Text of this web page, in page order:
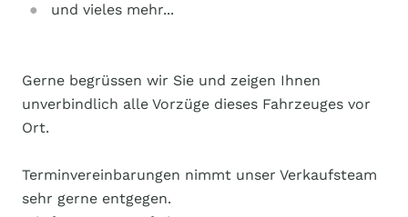
und vieles mehr...
Gerne begrüssen wir Sie und zeigen Ihnen
unverbindlich alle Vorzüge dieses Fahrzeuges vor
Ort.
Terminvereinbarungen nimmt unser Verkaufsteam
sehr gerne entgegen.